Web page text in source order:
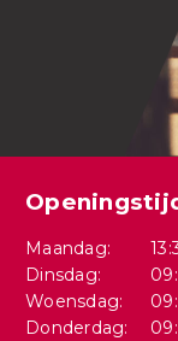
Maandag:
Dinsdag:
Woensdag:
Donderdag: